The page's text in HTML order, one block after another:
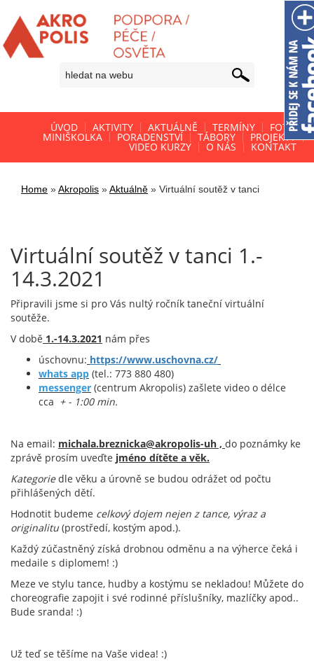
ÚVOD AKTIVITY AKTUÁLNĚ TERMÍNY FOTO
MINIŠKOLKA PORADENSTVÍ TÁBORY PROJEKTY
VIDEO KURZY O NÁS KONTAKT
Home »Akropolis »Aktuálně » Virtuální soutěž v tanci
Virtuální soutěž v tanci 1.-
14.3.2021
Připravili jsme si pro Vás nultý ročník taneční virtuální
soutěže.
V době 1.-14.3.2021 nám přes
úschovnu: https://www.uschovna.cz/
whats app (tel.: 773 880 480)
messenger (centrum Akropolis) zašlete video o délce
cca + - 1:00 min.
Na email: michala.breznicka@akropolis-uh , do poznámky ke
zprávě prosím uveďte jméno dítěte a věk.
Kategoriedle věku a úrovně se budou odrážet od počtu
přihlášených dětí.
Hodnotit budeme celkový dojem nejen z tance, výraz a
originalitu (prostředí, kostým apod.).
Každý zúčastněný získá drobnou odměnu a na výherce čeká i
medaile s diplomem! :)
Meze ve stylu tance, hudby a kostýmu se nekladou! Můžete do
choreografie zapojit i své rodinné příslušníky, mazlíčky apod..
Bude sranda! :)
Už teď se těšíme na Vaše videa! :)